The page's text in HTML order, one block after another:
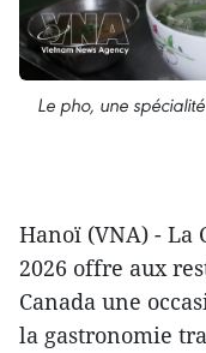
Le pho, une
Hanoï (VNA) - La
2026 offre aux
Canada une
la gastronomie